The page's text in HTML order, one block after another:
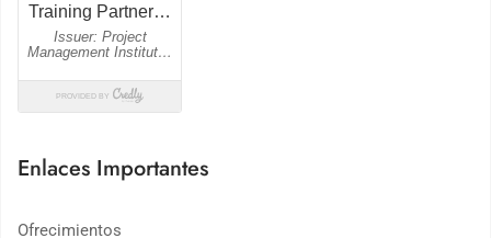
Enlaces Importantes
Ofrecimientos